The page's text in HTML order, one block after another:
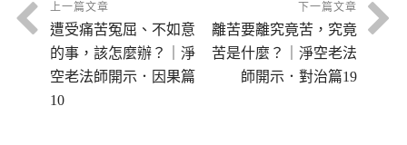
上一篇文章
遭受痛苦冤屈、不如意
的事，該怎麼辦？｜淨
空老法師開示．因果篇
10
下一篇文章
離苦要離究竟苦，究竟
苦是什麼？｜淨空老法
師開示．對治篇19